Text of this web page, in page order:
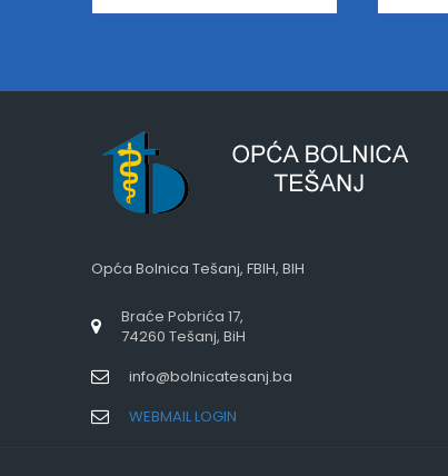
Opća Bolnica Tešanj, FBIH, BIH
Braće Pobrića 17,
74260 Tešanj, BiH
info@bolnicatesanj.ba
WEBMAIL LOGIN